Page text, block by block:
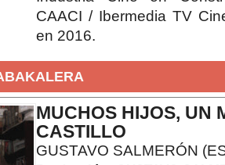
CAACI / Ibermedia TV
en 2016.
MUCHOS HIJOS, UN
CASTILLO
GUSTAVO SALMERÓN